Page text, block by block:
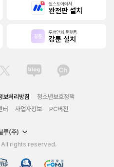
원스토어에서
완전판 설치
무협만화 플랫폼
강툰 설치
보처리방침
청소년보호정책
터 사업자정보 PC버전
루(주)
rights reserved.